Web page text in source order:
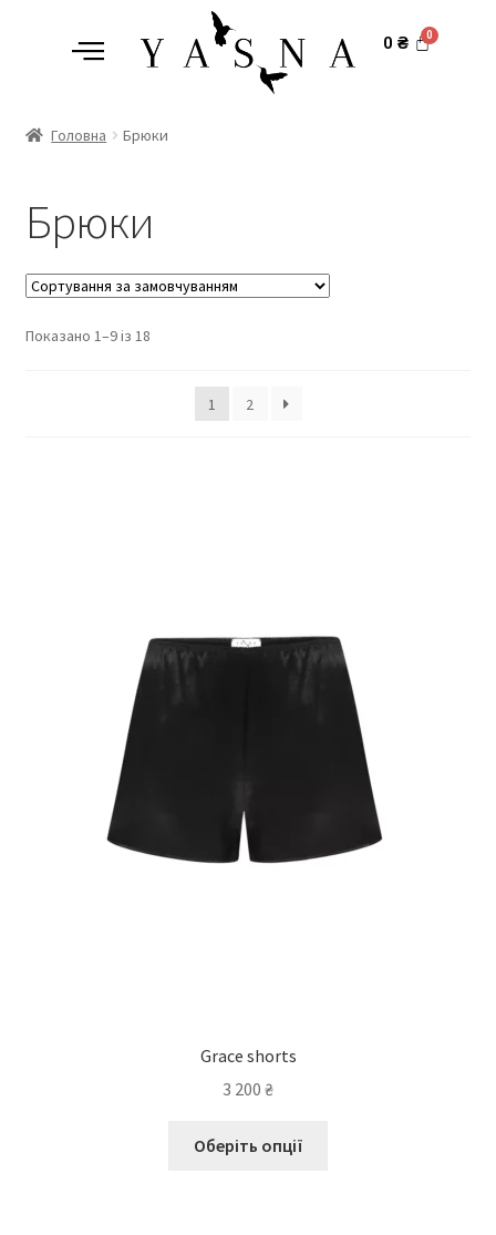
0 ₴
Головна Брюки
Брюки
Показано 1–9 із 18
1 2
Grace shorts
3 200 ₴
Оберіть опції